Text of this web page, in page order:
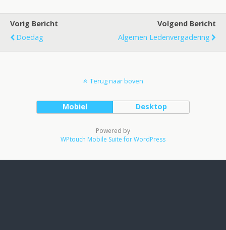
Vorig Bericht
Doedag
Volgend Bericht
Algemen Ledenvergadering
Terug naar boven
Mobiel Desktop
Powered by
WPtouch Mobile Suite for WordPress